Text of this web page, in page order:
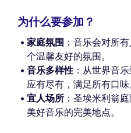
为什么要参加？
家庭氛围 ：音乐会对所
个温馨友好的氛围。
音乐多样性 ：从世界音
应有尽有，满足所有口味
宜人场所 ：圣埃米利翁
美好音乐的完美地点。